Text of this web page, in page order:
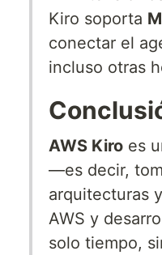
Kiro soporta
conectar el
incluso otras
AWS Kiro es
—es decir,
arquitecturas
AWS y
solo tiempo,